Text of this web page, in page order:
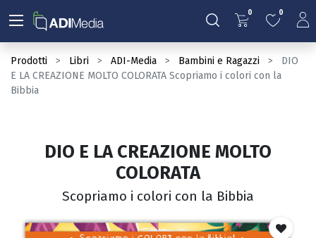
0 0
Prodotti Libri ADI-Media Bambini e Ragazzi
DIO
E LA CREAZIONE MOLTO COLORATA Scopriamo i colori con la
Bibbia
DIO E LA CREAZIONE MOLTO
COLORATA
Scopriamo i colori con la Bibbia